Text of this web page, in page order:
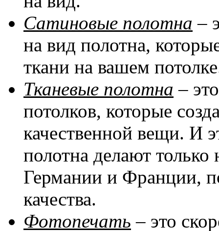
Сатиновые полотна –
на вид полотна,
ткани на вашем
Тканевые полотна –
потолков, которые
качественной вещи. И
полотна делают
Германии и Франции,
качества.
Фотопечать – это